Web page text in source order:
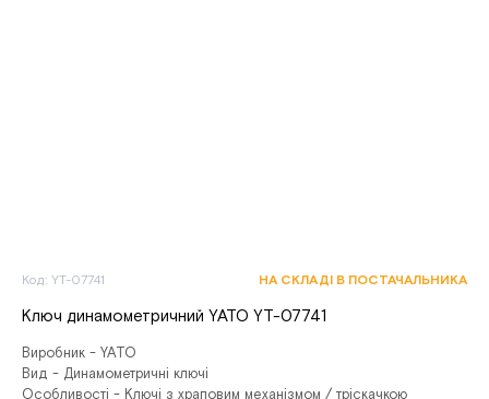
Код: YT-07741 НА СКЛАДІ В ПОСТАЧАЛЬНИКА
Ключ динамометричний YATO YT-07741
Виробник - YATO
Вид - Динамометричні ключі
Особливості - Ключі з храповим механізмом / тріскачкою